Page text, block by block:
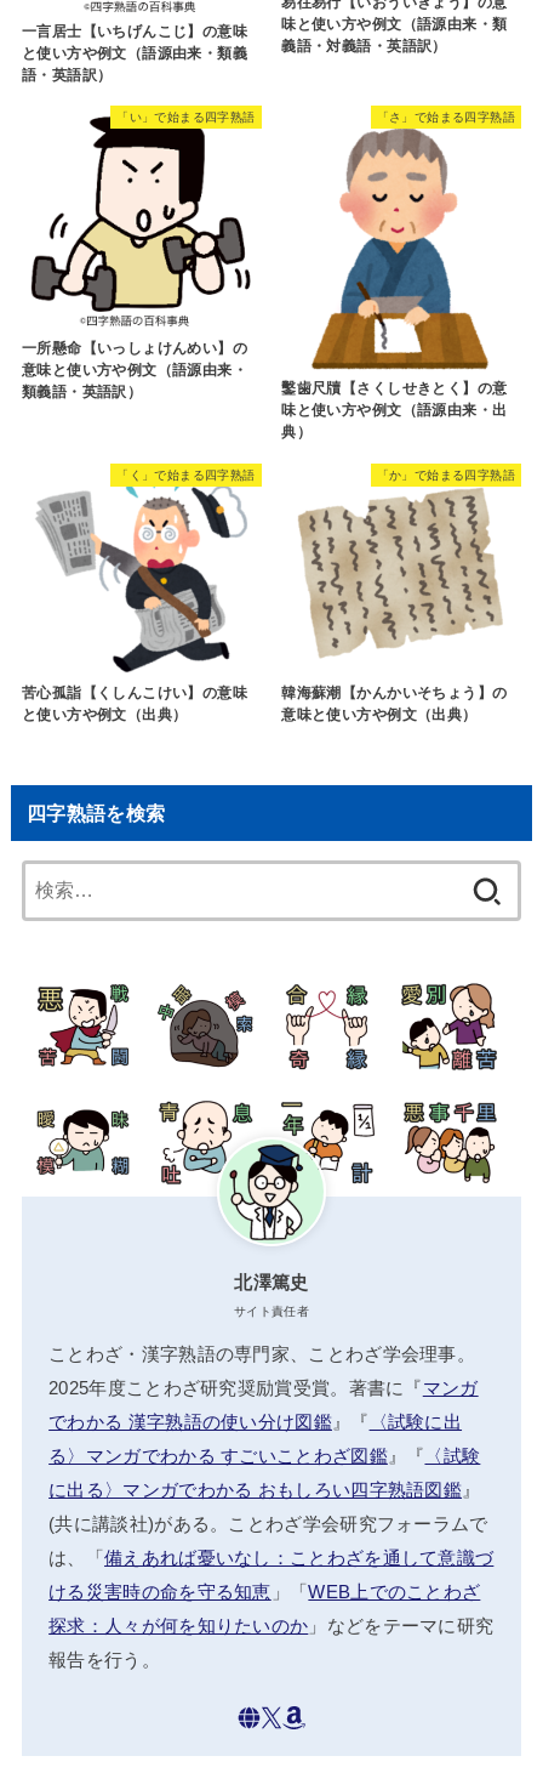
一言居士【いちげんこじ】の意味
と使い方や例文（語源由来・類義
語・英語訳）
味と使い方や例文（語源由来・類
義語・対義語・英語訳）
「い」で始まる四字熟語
一所懸命【いっしょけんめい】の
意味と使い方や例文（語源由来・
類義語・英語訳）
「さ」で始まる四字熟語
鑿歯尺牘【さくしせきとく】の意
味と使い方や例文（語源由来・出
典）
「く」で始まる四字熟語
苦心孤詣【くしんこけい】の意味
と使い方や例文（出典）
「か」で始まる四字熟語
韓海蘇潮【かんかいそちょう】の
意味と使い方や例文（出典）
四字熟語を検索
索:
北澤篤史
サイト責任者
ことわざ・漢字熟語の専門家、ことわざ学会理事。
2025年度ことわざ研究奨励賞受賞。著書に『マンガ
でわかる 漢字熟語の使い分け図鑑』『 〈試験に出
る〉マンガでわかる すごいことわざ図鑑』『 〈試験
に出る〉マンガでわかる おもしろい四字熟語図鑑』
(共に講談社)がある。ことわざ学会研究フォーラムで
は、「備えあれば憂いなし：ことわざを通して意識づ
ける災害時の命を守る知恵 」「WEB上でのことわざ
探求：人々が何を知りたいのか 」などをテーマに研究
報告を行う。